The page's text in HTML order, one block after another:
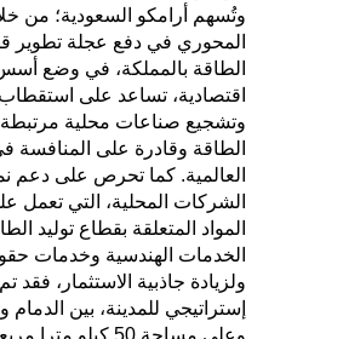
وتُسهم أرامكو السعودية؛ من
المحوري في دفع عجلة تطوير
الطاقة بالمملكة، في وضع
اقتصادية، تساعد على
وتشجيع صناعات محلية
الطاقة وقادرة على المنافسة
العالمية. كما تحرص على دعم
الشركات المحلية، التي تعمل
المواد المتعلقة بقطاع توليد
الخدمات الهندسية وخدمات
ولزيادة جاذبية الاستثمار، فقد
إستراتيجي للمدينة، بين الدمام
وعلى مساحة 50 كيلو